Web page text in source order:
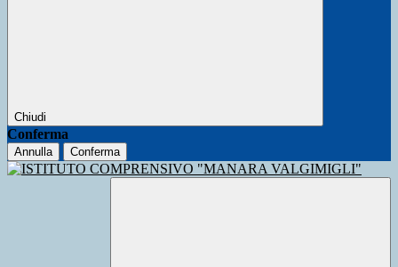
Chiudi
Conferma
Annulla Conferma